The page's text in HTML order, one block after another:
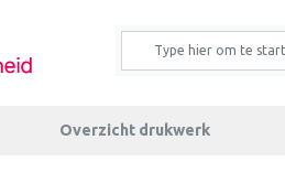
Overzicht drukwerk